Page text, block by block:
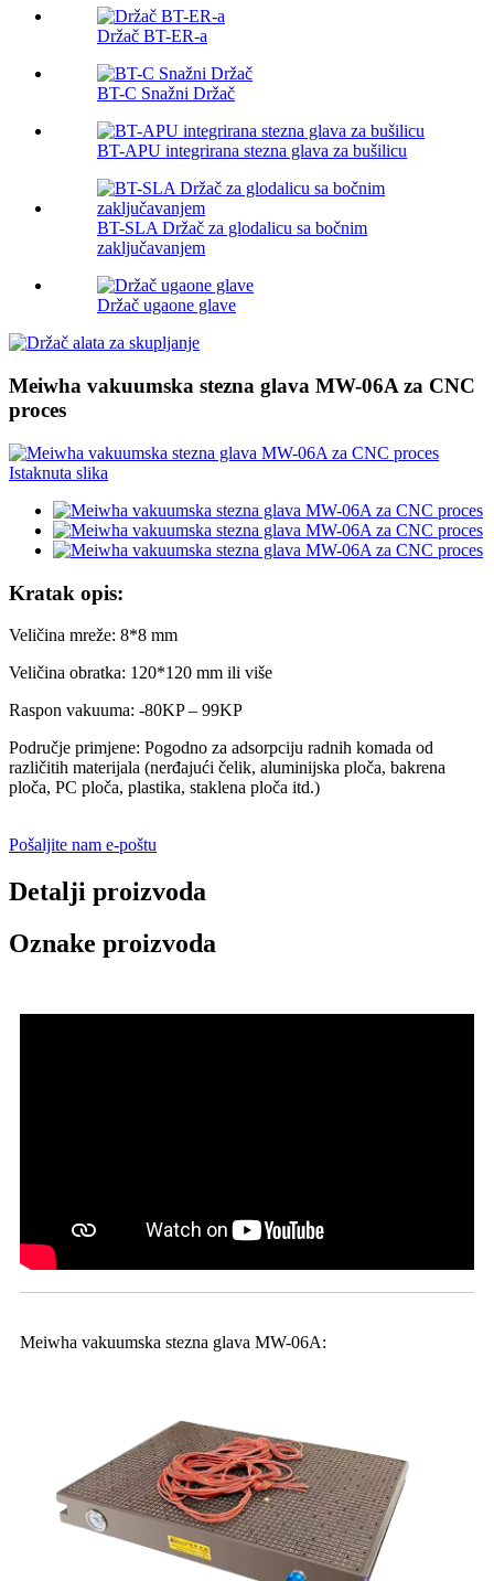
Držač BT-ER-a
BT-C Snažni Držač
BT-APU integrirana stezna glava za bušilicu
BT-SLA Držač za glodalicu sa bočnim
zaključavanjem
Držač ugaone glave
Meiwha vakuumska stezna glava MW-06A za CNC
proces
Kratak opis:
Veličina mreže: 8*8 mm
Veličina obratka: 120*120 mm ili više
Raspon vakuuma: -80KP – 99KP
Područje primjene: Pogodno za adsorpciju radnih komada od
različitih materijala (nerđajući čelik, aluminijska ploča, bakrena
ploča, PC ploča, plastika, staklena ploča itd.)
Pošaljite nam e-poštu
Detalji proizvoda
Oznake proizvoda
Meiwha vakuumska stezna glava MW-06A: